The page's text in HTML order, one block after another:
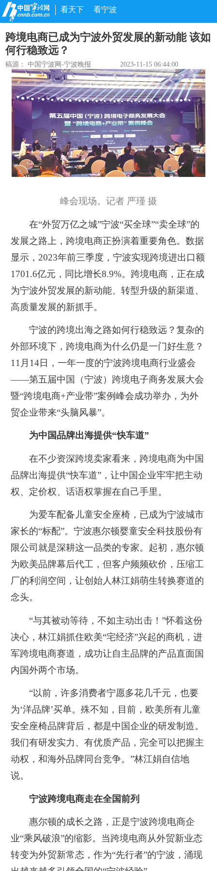
看天下 看宁波
跨境电商已成为宁波外贸发展的新动能 该如
何行稳致远？
稿源：中国宁波网-宁波晚报 2023-11-15 06:44:00
峰会现场。记者 严瑾 摄
在“外贸万亿之城”宁波“买全球”“卖全球”的
发展之路上，跨境电商正扮演着重要角色。数据
显示，2023年前三季度，宁波实现跨境进出口额
1701.6亿元，同比增长8.9%。跨境电商，正在成
为宁波外贸发展的新动能、转型升级的新渠道、
高质量发展的新抓手。
宁波的跨境出海之路如何行稳致远？复杂的
外部环境下，跨境电商为什么仍是一门好生意？
11月14日，一年一度的宁波跨境电商行业盛会
——第五届中国（宁波）跨境电子商务发展大会
暨“跨境电商+产业带”案例峰会成功举办，为外
贸企业带来“头脑风暴”。
为中国品牌出海提供“快车道”
在不少资深跨境卖家看来，跨境电商为中国
品牌出海提供“快车道”，让中国企业牢牢把主动
权、定价权、话语权掌握在自己手里。
为爱车配备儿童安全座椅，已成为宁波城市
家长的“标配”。宁波惠尔顿婴童安全科技股份有
限公司就是深耕这一品类的专家。起初，惠尔顿
为欧美品牌幕后代工，但客户频频砍价，压缩工
厂的利润空间，让创始人林江娟萌生转换赛道的
念头。
“与其被动等待，不如主动出击！”怀着这份
决心，林江娟抓住欧美“宅经济”兴起的商机，进
军跨境电商赛道，成功让自主品牌的产品直面国
内国外两个市场。
“以前，许多消费者宁愿多花几千元，也要
为‘洋品牌’买单。殊不知，目前，欧美所有儿童
安全座椅品牌背后，都是中国企业的研发制造。
我们有研发实力、有优质产品，完全可以把握主
动权，和海外品牌同台竞争。”林江娟自信地
说。
宁波跨境电商走在全国前列
惠尔顿的成长之路，正是宁波跨境电商企
业“乘风破浪”的缩影。当跨境电商从外贸新业态
转变为外贸新常态，作为“先行者”的宁波，涌现